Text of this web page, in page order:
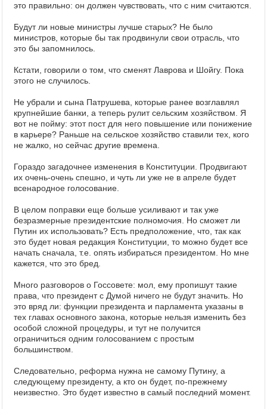
это правильно: он должен чувствовать, что с ним считаются.
Будут ли новые министры лучше старых? Не было
министров, которые бы так продвинули свои отрасль, что
это бы запомнилось.
Кстати, говорили о том, что сменят Лаврова и Шойгу. Пока
этого не случилось.
Не убрали и сына Патрушева, которые ранее возглавлял
крупнейшие банки, а теперь рулит сельским хозяйством. Я
вот не пойму: этот пост для него повышение или понижение
в карьере? Раньше на сельское хозяйство ставили тех, кого
не жалко, но сейчас другие времена.
Гораздо загадочнее изменения в Конституции. Продвигают
их очень-очень спешно, и чуть ли уже не в апреле будет
всенародное голосование.
В целом поправки еще больше усиливают и так уже
безразмерные президентские полномочия. Но сможет ли
Путин их использовать? Есть предположение, что, так как
это будет новая редакция Конституции, то можно будет все
начать сначала, т.е. опять избираться президентом. Но мне
кажется, что это бред.
Много разговоров о Госсовете: мол, ему пропишут такие
права, что президент с Думой ничего не будут значить. Но
это вряд ли: функции президента и парламента указаны в
тех главах основного закона, которые нельзя изменить без
особой сложной процедуры, и тут не получится
ограничиться одним голосованием с простым
большинством.
Следовательно, реформа нужна не самому Путину, а
следующему президенту, а кто он будет, по-прежнему
неизвестно. Это будет известно в самый последний момент.